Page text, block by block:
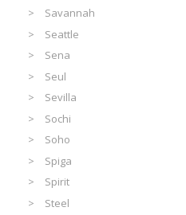
Savannah
Seattle
Sena
Seul
Sevilla
Sochi
Soho
Spiga
Spirit
Steel